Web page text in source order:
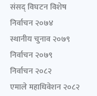
संसद् विघटन विशेष
निर्वाचन २०७४
स्थानीय चुनाव २०७९
निर्वाचन २०७९
निर्वाचन २०८२
एमाले महाधिवेशन २०८२